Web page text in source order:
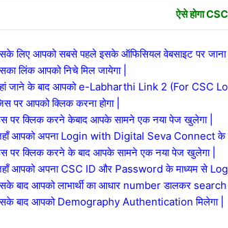
ऐसे होगा
लिए आपको सबसे पहले इसके ऑफिसियल वेबसाइट पर जाना
लिंक आपको निचे मिल जायेगा |
जाने के बाद आपको e-Labharthi Link 2 (For CSC
पर आपको क्लिक करना होगा |
पर क्लिक करने केबाद आपके सामने एक नया पेज खुलेगा |
आपको अपना Login with Digital Seva Connect के
पर क्लिक करने के बाद आपके सामने एक नया पेज खुलेगा |
आपको अपना CSC ID और Password के माध्यम से Login
बाद आपको लाभार्थी का आधार number डालकर search
बाद आपको Demography Authentication मिलेगा |